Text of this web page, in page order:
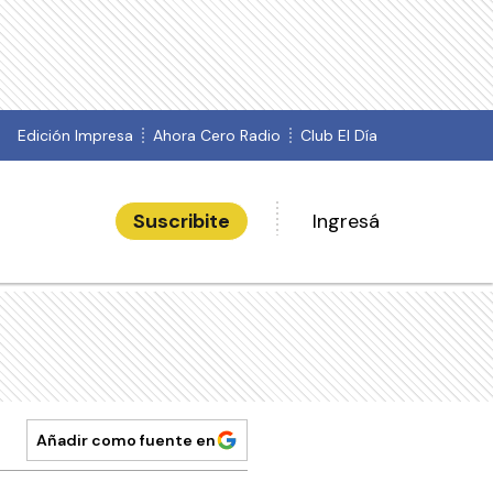
Edición Impresa Ahora Cero Radio Club El Día
Suscribite Ingresá
Añadir como fuente en